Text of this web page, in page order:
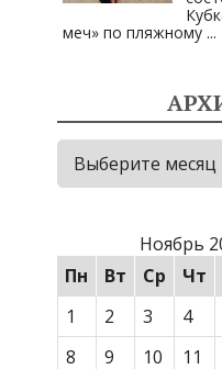
меч» по пляжному ...
Архивы
Ноябрь
Пн
Вт Ср Чт
1
2 3 4
8
9 10 11